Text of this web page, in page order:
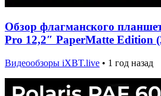
Обзор флагманского
Pro 12,2″ PaperMatte Edition
Видеообзоры iXBT.live • 1 год назад